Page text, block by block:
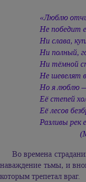
«Люблю
Не победит
Ни слава,
Ни полный,
Ни тёмной
Не шевелят
Но я люблю
Её степей
Её лесов
Разливы рек
Во времена
наваждение тьмы, и
которым трепетал враг.